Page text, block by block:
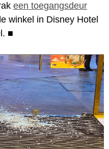
een toegangsdeur
winkel in Disney Hotel
■